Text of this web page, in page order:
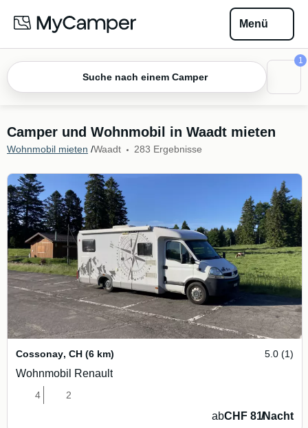
Menü
Suche nach einem Camper
1
Camper und Wohnmobil in Waadt mieten
Wohnmobil mieten /Waadt 283 Ergebnisse
Cossonay, CH (6 km) 5.0 (1)
Wohnmobil Renault
4 2
abCHF 81/Nacht